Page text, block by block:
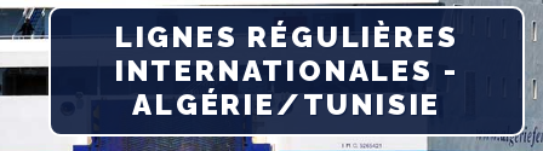
LIGNES RÉGULIÈRES
INTERNATIONALES -
ALGÉRIE/TUNISIE